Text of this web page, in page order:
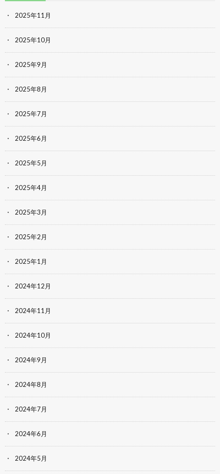
2025年11月
2025年10月
2025年9月
2025年8月
2025年7月
2025年6月
2025年5月
2025年4月
2025年3月
2025年2月
2025年1月
2024年12月
2024年11月
2024年10月
2024年9月
2024年8月
2024年7月
2024年6月
2024年5月